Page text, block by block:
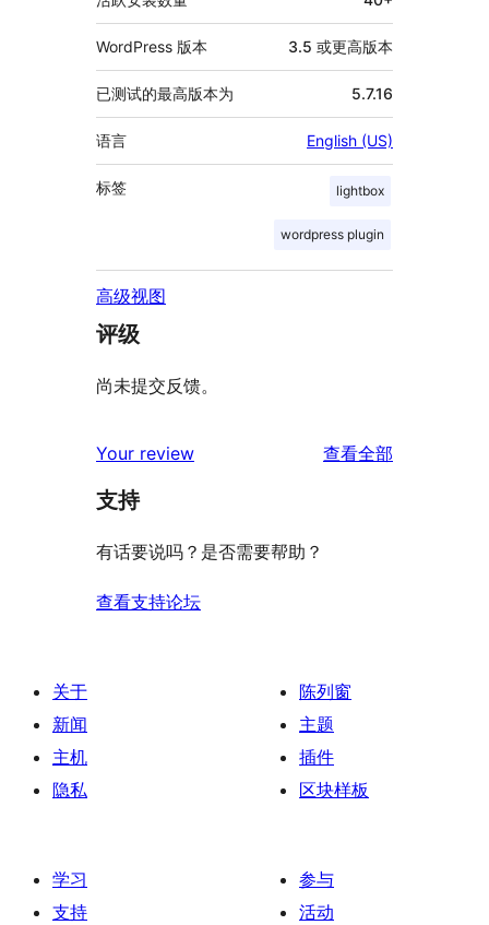
WordPress 版本 3.5 或更高版本
已测试的最高版本为 5.7.16
语言 English (US)
标签 lightbox
wordpress plugin
高级视图
评级
尚未提交反馈。
Your review 查看全部
支持
有话要说吗？是否需要帮助？
查看支持论坛
关于
新闻
主机
隐私
陈列窗
主题
插件
区块样板
学习
支持
参与
活动